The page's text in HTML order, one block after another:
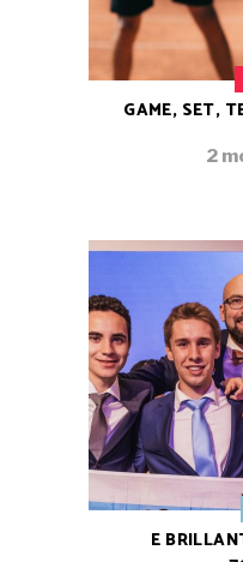
GAME, SET,
2
E